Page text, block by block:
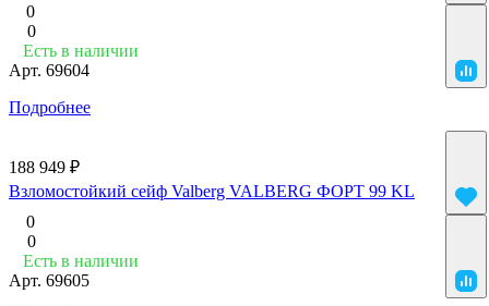
0
0
Есть в наличии
Арт. 69604
Подробнее
188 949 ₽
Взломостойкий сейф Valberg VALBERG ФОРТ 99 KL
0
0
Есть в наличии
Арт. 69605